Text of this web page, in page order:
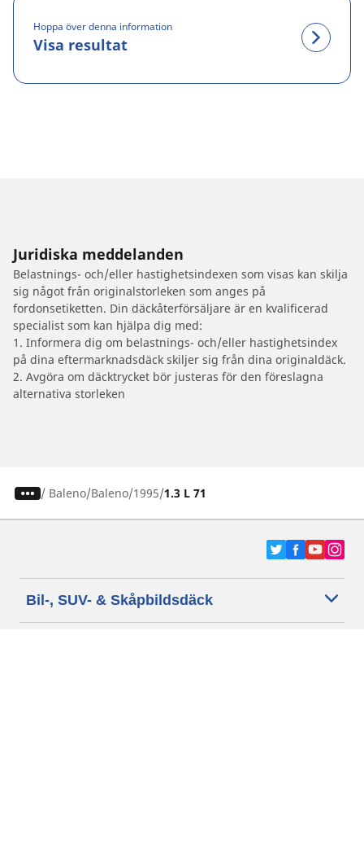
Hoppa över denna information
Visa resultat
Juridiska meddelanden
Belastnings- och/eller hastighetsindexen som visas kan skilja
sig något från originalstorleken som anges på
fordonsetiketten. Din däckåterförsäljare är en kvalificerad
specialist som kan hjälpa dig med:
1. Informera dig om belastnings- och/eller hastighetsindex
på dina eftermarknadsdäck skiljer sig från dina originaldäck.
2. Avgöra om däcktrycket bör justeras för den föreslagna
alternativa storleken
/ Baleno Baleno 1995 1.3 L 71
Bil-, SUV- & Skåpbildsdäck